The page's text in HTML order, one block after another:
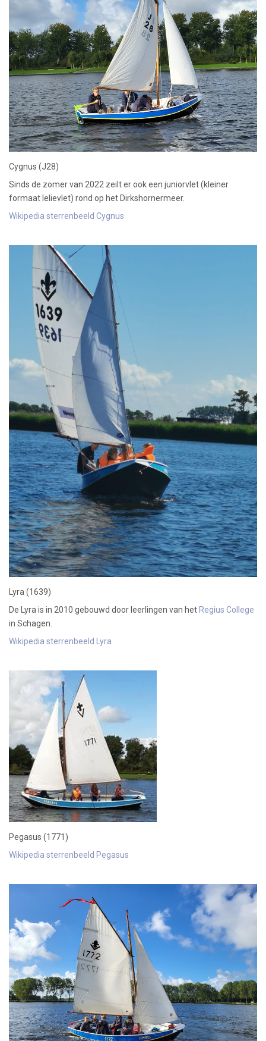
Cygnus (J28)
Sinds de zomer van 2022 zeilt er ook een juniorvlet (kleiner
formaat lelievlet) rond op het Dirkshornermeer.
Wikipedia sterrenbeeld Cygnus
Lyra (1639)
De Lyra is in 2010 gebouwd door leerlingen van het Regius College
in Schagen.
Wikipedia sterrenbeeld Lyra
Pegasus (1771)
Wikipedia sterrenbeeld Pegasus